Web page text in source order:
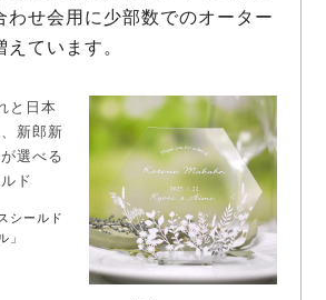
わせ会用に少部数でのオーター
ています。
シールド
」